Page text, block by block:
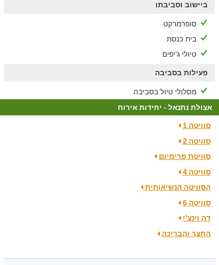
ביישוב וסביבתו
סופרמרקט
בית כנסת
טיולי ג'יפים
פעילות בסביבה
מסלולי טיול בסביבה
אצולת נתנאל - יחידות אירוח
סוויטה 1
סוויטה 2
סוויטת פרימיום
סוויטה 4
הסוויטה הנשיאותית
סוויטה 6
דה וינצ'י
החצר והבריכה